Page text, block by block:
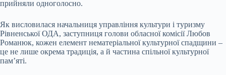
прийняли одноголосно.
Як висловилася начальниця управління культури і туризму
Рівненської ОДА, заступниця голови обласної комісії Любов
Романюк, кожен елемент нематеріальної культурної спадщини –
це не лише окрема традиція, а й частина спільної культурної
пам’яті.